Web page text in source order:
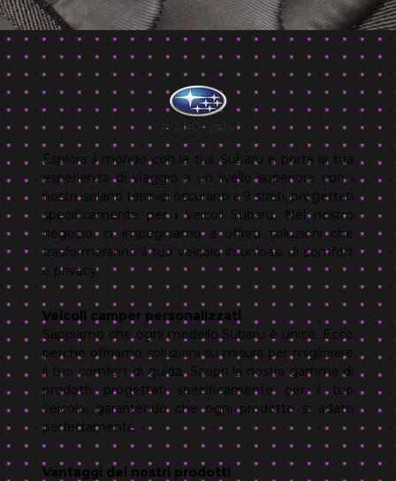
Esplora il mondo con la tua Subaru e porta la tua
esperienza di viaggio a un livello superiore con i
nostri isolanti termici oscuranti a 9 strati, progettati
specificamente per i veicoli Subaru. Nel nostro
negozio, ci impegniamo a offrirti soluzioni che
trasformeranno il tuo veicolo in un'oasi di comfort
e privacy.
Veicoli camper personalizzati
Sappiamo che ogni modello Subaru è unico. Ecco
perché offriamo soluzioni su misura per migliorare
il tuo comfort di guida. Scopri la nostra gamma di
prodotti progettati specificamente per il tuo
veicolo, garantendo che ogni prodotto si adatti
perfettamente.
Vantaggi dei nostri prodotti